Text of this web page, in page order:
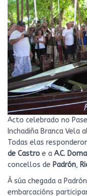
Acto celebrado no
Inchadiña Branca Vela
Todas elas
de Castro e a A.C.
concellos de Padrón,
Á súa chegada a
embarcacións